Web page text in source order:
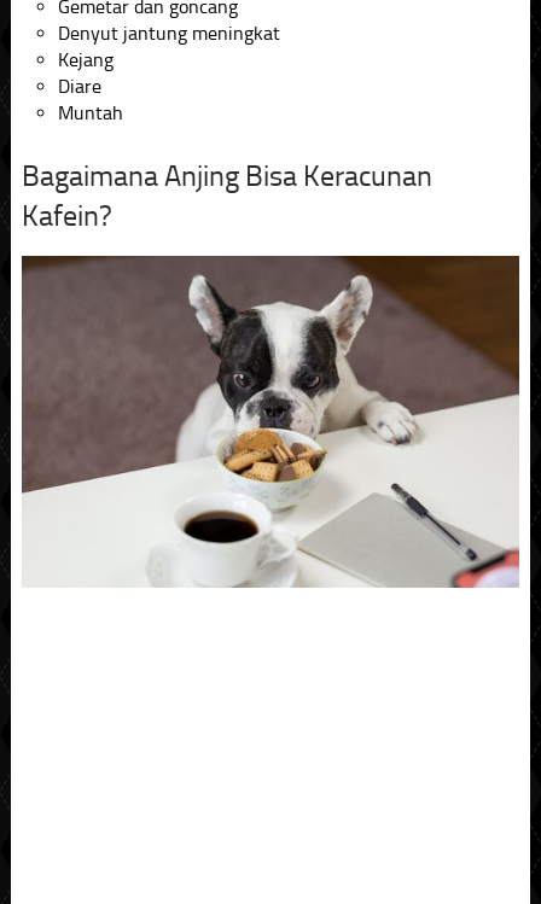
Gemetar dan goncang
Denyut jantung meningkat
Kejang
Diare
Muntah
Bagaimana Anjing Bisa Keracunan
Kafein?